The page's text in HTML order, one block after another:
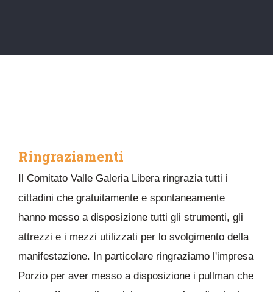
Ringraziamenti
Il Comitato Valle Galeria Libera ringrazia tutti i
cittadini che gratuitamente e spontaneamente
hanno messo a disposizione tutti gli strumenti, gli
attrezzi e i mezzi utilizzati per lo svolgimento della
manifestazione. In particolare ringraziamo l'impresa
Porzio per aver messo a disposizione i pullman che